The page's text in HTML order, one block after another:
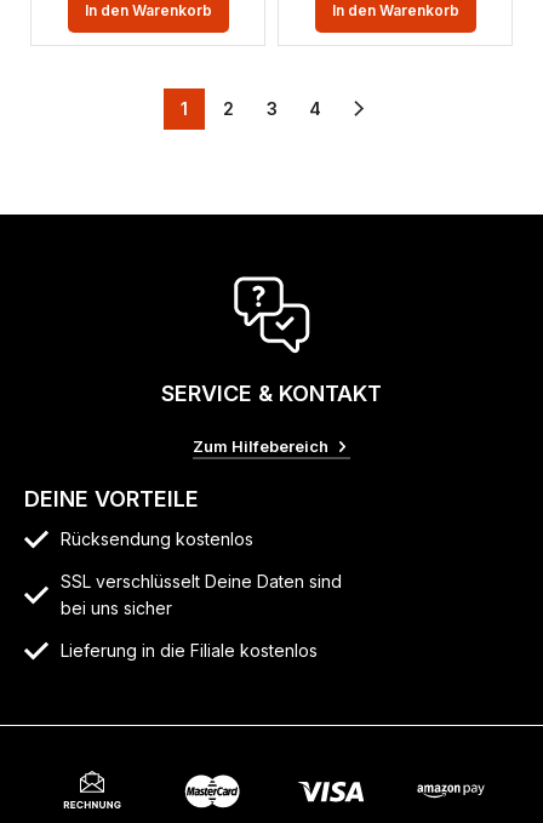
In den Warenkorb In den Warenkorb
1 2 3 4
SERVICE & KONTAKT
Zum Hilfebereich
DEINE VORTEILE
Rücksendung kostenlos
SSL verschlüsselt Deine Daten sind
bei uns sicher
Lieferung in die Filiale kostenlos